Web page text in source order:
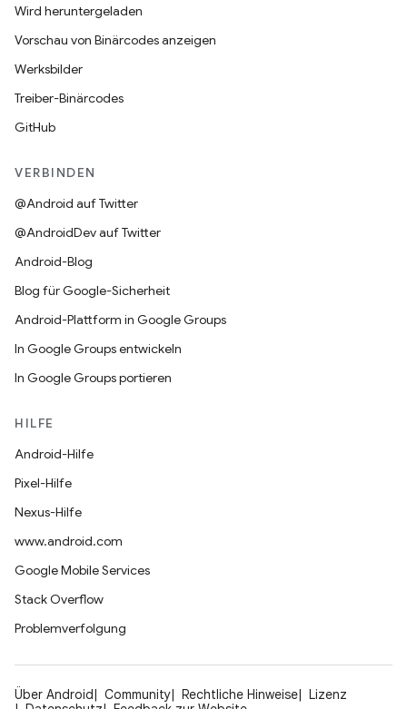
Wird heruntergeladen
Vorschau von Binärcodes anzeigen
Werksbilder
Treiber-Binärcodes
GitHub
VERBINDEN
@Android auf Twitter
@AndroidDev auf Twitter
Android-Blog
Blog für Google-Sicherheit
Android-Plattform in Google Groups
In Google Groups entwickeln
In Google Groups portieren
HILFE
Android-Hilfe
Pixel-Hilfe
Nexus-Hilfe
www.android.com
Google Mobile Services
Stack Overflow
Problemverfolgung
Über Android Community Rechtliche Hinweise
Lizenz